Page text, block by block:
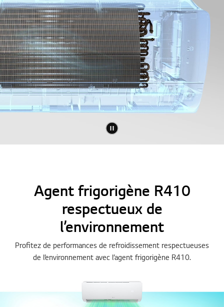
Agent frigorigène R410
respectueux de
l’environnement
Profitez de performances de refroidissement respectueuses
de l’environnement avec l’agent frigorigène R410.